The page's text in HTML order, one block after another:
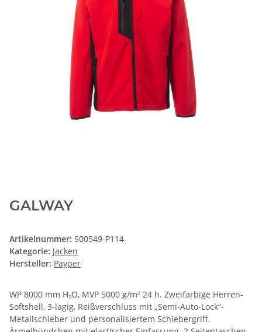
GALWAY
Artikelnummer: S00549-P114
Kategorie: Jacken
Hersteller: Payper
WP 8000 mm H₂O, MVP 5000 g/m² 24 h. Zweifarbige Herren-
Softshell, 3-lagig, Reißverschluss mit „Semi-Auto-Lock“-
Metallschieber und personalisiertem Schiebergriff.